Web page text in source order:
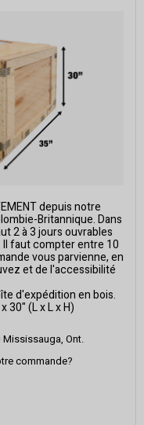
depuis notre
Britannique. Dans
2 à 3 jours ouvrables
faut compter entre 10
vous parvienne, en
et de l'accessibilité
d'expédition en bois.
30" (L x L x H)
Ont.
commande?